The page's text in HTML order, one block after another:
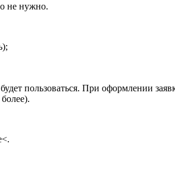
не нужно.
пользоваться. При оформлении